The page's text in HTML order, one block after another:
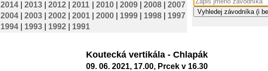
2014 2013 2012 2011 2010 2009 2008
2007
2004 2003 2002 2001 2000 1999 1998
1997
1994 1993 1992 1991
Koutecká vertikála - Chlapák
09. 06. 2021, 17.00, Prcek v 16.30